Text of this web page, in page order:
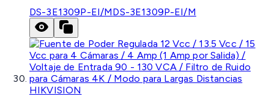
DS-3E1309P-EI/MDS-3E1309P-EI/M
HIKVISION